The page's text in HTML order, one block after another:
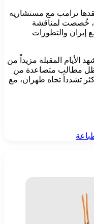
ترامب مع مستشاريه
خُصصت لمناقشة
إيران والتطورات
الأيام المقبلة مزيداً من
ظل مطالب متصاعدة من
تشدداً تجاه طهران، مع